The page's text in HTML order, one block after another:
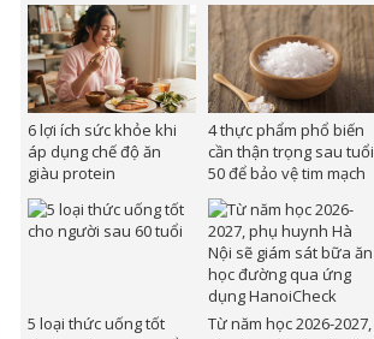
6 lợi ích sức khỏe khi
áp dụng chế độ ăn
giàu protein
4 thực phẩm phổ biến
cần thận trọng sau tuổi
50 để bảo vệ tim mạch
5 loại thức uống tốt
Từ năm học 2026-2027,